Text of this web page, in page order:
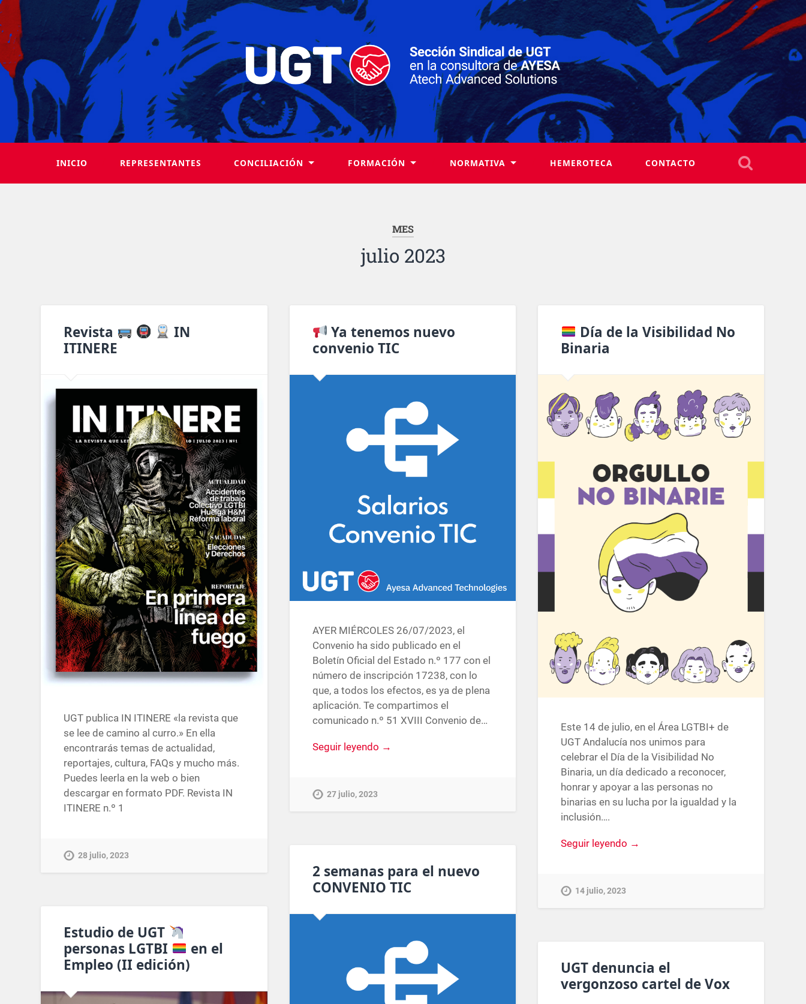
INICIO REPRESENTANTES CONCILIACIÓN FORMACIÓN NORMATIVA HEMEROTECA CONTACTO
MES
julio 2023
Revista
IN
ITINERE
UGT publica IN ITINERE «la revista que
se lee de camino al curro.» En ella
encontrarás temas de actualidad,
reportajes, cultura, FAQs y mucho más.
Puedes leerla en la web o bien
descargar en formato PDF. Revista IN
ITINERE n.º 1
28 julio, 2023
Ya tenemos nuevo
convenio TIC
AYER MIÉRCOLES 26/07/2023, el
Convenio ha sido publicado en el
Boletín Oficial del Estado n.º 177 con el
número de inscripción 17238, con lo
que, a todos los efectos, es ya de plena
aplicación. Te compartimos el
comunicado n.º 51 XVIII Convenio de…
Seguir leyendo →
27 julio, 2023
Día de la Visibilidad No
Binaria
Este 14 de julio, en el Área LGTBI+ de
UGT Andalucía nos unimos para
celebrar el Día de la Visibilidad No
Binaria, un día dedicado a reconocer,
honrar y apoyar a las personas no
binarias en su lucha por la igualdad y la
inclusión….
Seguir leyendo →
14 julio, 2023
2 semanas para el nuevo
CONVENIO TIC
Estudio de UGT
personas LGTBI
en el
Empleo (II edición)
UGT denuncia el
vergonzoso cartel de Vox